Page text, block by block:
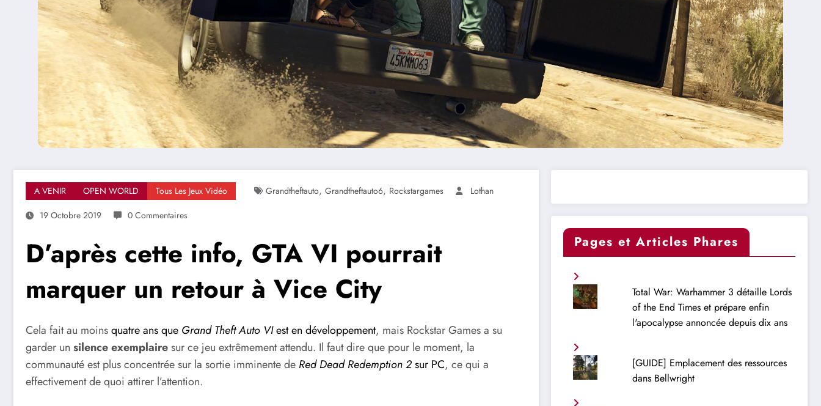
A VENIR OPEN WORLD Tous Les Jeux Vidéo Grandtheftauto, Grandtheftauto6, Rockstargames
Lothan
19 Octobre 2019
0 Commentaires
D’après cette info, GTA VI pourrait
marquer un retour à Vice City
Cela fait au moinsquatre ans que Grand Theft Auto VIest en développement, mais Rockstar Games a su
garder un silence exemplairesur ce jeu extrêmement attendu. Il faut dire que pour le moment, la
communauté est plus concentrée sur la sortie imminente de Red Dead Redemption 2sur PC, ce qui a
effectivement de quoi attirer l’attention.
Pages et Articles Phares
Total War: Warhammer 3 détaille Lords
of the End Times et prépare enfin
l'apocalypse annoncée depuis dix ans
[GUIDE] Emplacement des ressources
dans Bellwright